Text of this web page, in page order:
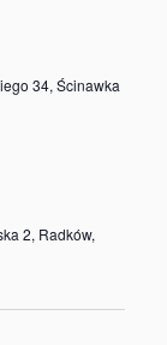
34, Ścinawka
2, Radków,